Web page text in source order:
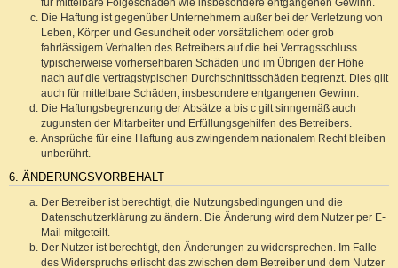
für mittelbare Folgeschäden wie insbesondere entgangenen Gewinn.
Die Haftung ist gegenüber Unternehmern außer bei der Verletzung von
Leben, Körper und Gesundheit oder vorsätzlichem oder grob
fahrlässigem Verhalten des Betreibers auf die bei Vertragsschluss
typischerweise vorhersehbaren Schäden und im Übrigen der Höhe
nach auf die vertragstypischen Durchschnittsschäden begrenzt. Dies gilt
auch für mittelbare Schäden, insbesondere entgangenen Gewinn.
Die Haftungsbegrenzung der Absätze a bis c gilt sinngemäß auch
zugunsten der Mitarbeiter und Erfüllungsgehilfen des Betreibers.
Ansprüche für eine Haftung aus zwingendem nationalem Recht bleiben
unberührt.
6. ÄNDERUNGSVORBEHALT
Der Betreiber ist berechtigt, die Nutzungsbedingungen und die
Datenschutzerklärung zu ändern. Die Änderung wird dem Nutzer per E-
Mail mitgeteilt.
Der Nutzer ist berechtigt, den Änderungen zu widersprechen. Im Falle
des Widerspruchs erlischt das zwischen dem Betreiber und dem Nutzer